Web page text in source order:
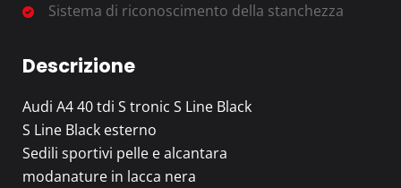
Sistema di riconoscimento della stanchezza
Descrizione
Audi A4 40 tdi S tronic S Line Black
S Line Black esterno
Sedili sportivi pelle e alcantara
modanature in lacca nera